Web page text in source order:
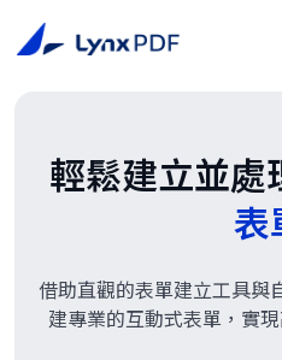
輕鬆建立並處
表
借助直觀的表單建立工具與
建專業的互動式表單，實